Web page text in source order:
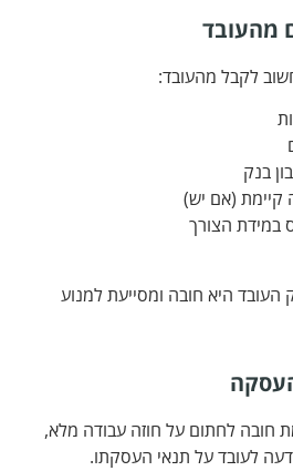
לקבל מהעובד:
בנק
קיימת (אם יש)
במידת הצורך
היא חובה ומסייעת למנוע
חובה לחתום על חוזה עבודה מלא,
לעובד על תנאי העסקתו.